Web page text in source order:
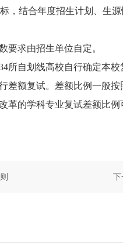
结合年度招生计划、生源
求由招生单位自定。
自划线高校自行确定本校
额复试。差额比例一般按
革的学科专业复试差额比例
下